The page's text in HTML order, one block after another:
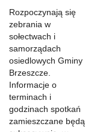
Rozpoczynają się
zebrania w
sołectwach i
samorządach
osiedlowych Gminy
Brzeszcze.
Informacje o
terminach i
godzinach spotkań
zamieszczane będą